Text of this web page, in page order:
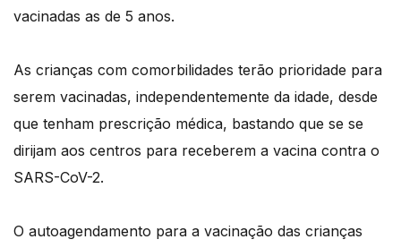
vacinadas as de 5 anos.
As crianças com comorbilidades terão prioridade para
serem vacinadas, independentemente da idade, desde
que tenham prescrição médica, bastando que se se
dirijam aos centros para receberem a vacina contra o
SARS-CoV-2.
O autoagendamento para a vacinação das crianças